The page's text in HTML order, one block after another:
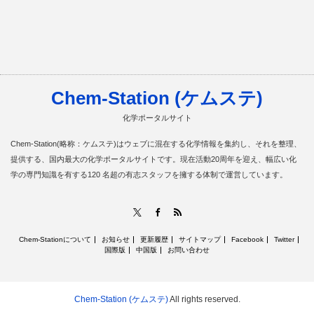
Chem-Station (ケムステ)
化学ポータルサイト
Chem-Station(略称：ケムステ)はウェブに混在する化学情報を集約し、それを整理、
提供する、国内最大の化学ポータルサイトです。現在活動20周年を迎え、幅広い化
学の専門知識を有する120 名超の有志スタッフを擁する体制で運営しています。
Facebook
Chem-Stationについて お知らせ 更新履歴 サイトマップ Facebook
Twitter
国際版
中国版 お問い合わせ
Chem-Station (ケムステ)All rights reserved.